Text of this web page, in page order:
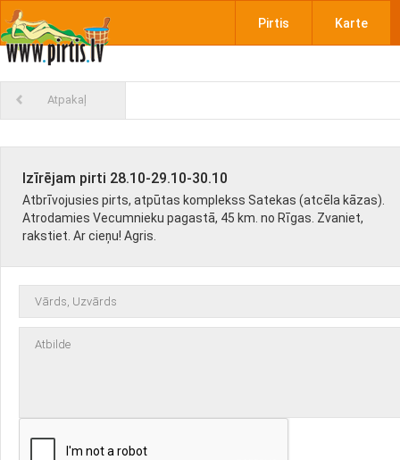
Pirtis Karte
Atpakaļ
Izīrējam pirti 28.10-29.10-30.10
Atbrīvojusies pirts, atpūtas komplekss Satekas (atcēla kāzas).
Atrodamies Vecumnieku pagastā, 45 km. no Rīgas. Zvaniet,
rakstiet. Ar cieņu! Agris.